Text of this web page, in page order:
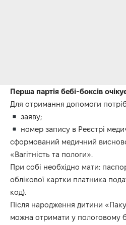
Перша партія бебі-боксів
Для отримання допомоги
заяву;
номер запису в Реєстрі
сформований медичний
«Вагітність та пологи».
При собі необхідно мати:
облікової картки платника
код).
Після народження дитини
можна отримати у пологовому